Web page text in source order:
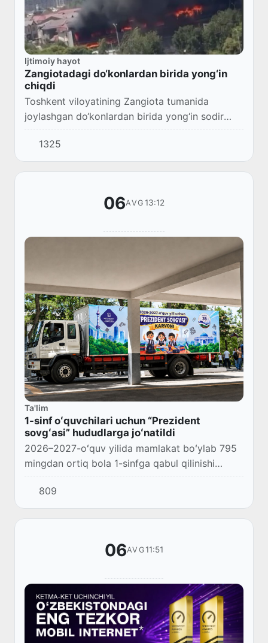
Ijtimoiy hayot
Zangiotadagi do‘konlardan birida yong‘in
chiqdi
Toshkent viloyatining Zangiota tumanida
joylashgan do‘konlardan birida yong‘in sodir
bo‘ldi. Hodisa joyida yong‘inni bartaraf etish
ishlari davom etmoqda.
1325
06AVG 13:12
Ta'lim
1-sinf oʻquvchilari uchun “Prezident
sovgʻasi” hududlarga joʻnatildi
2026–2027-oʻquv yilida mamlakat boʻylab 795
mingdan ortiq bola 1-sinfga qabul qilinishi
rejalashtirilgan.
809
06AVG11:51